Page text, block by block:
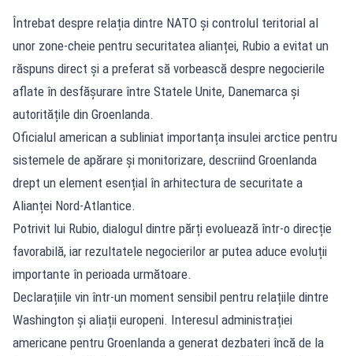
Întrebat despre relația dintre NATO și controlul teritorial al
unor zone-cheie pentru securitatea alianței, Rubio a evitat un
răspuns direct și a preferat să vorbească despre negocierile
aflate în desfășurare între Statele Unite, Danemarca și
autoritățile din Groenlanda.
Oficialul american a subliniat importanța insulei arctice pentru
sistemele de apărare și monitorizare, descriind Groenlanda
drept un element esențial în arhitectura de securitate a
Alianței Nord-Atlantice.
Potrivit lui Rubio, dialogul dintre părți evoluează într-o direcție
favorabilă, iar rezultatele negocierilor ar putea aduce evoluții
importante în perioada următoare.
Declarațiile vin într-un moment sensibil pentru relațiile dintre
Washington și aliații europeni. Interesul administrației
americane pentru Groenlanda a generat dezbateri încă de la